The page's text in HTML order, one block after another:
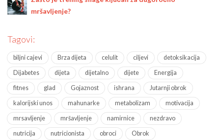
mršavljenje?
Tagovi:
biljni cajevi Brza dijeta celulit ciljevi detoksikacija
Dijabetes dijeta dijetalno dijete Energija
fitnes glad Gojaznost ishrana Jutarnji obrok
kalorijski unos mahunarke metabolizam motivacija
mrsavljenje mršavljenje namirnice nezdravo
nutricija nutricionista obroci Obrok